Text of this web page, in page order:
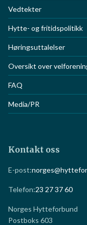
Vedtekter
Hytte- og fritidspolitikk
Høringsuttalelser
Oversikt over
FAQ
Media/PR
Kontakt oss
E-post:
Telefon:23 27 37 60
Norges Hytteforbund
Postboks 603